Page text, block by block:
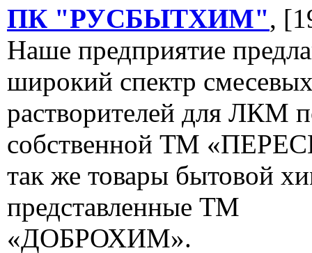
ПК "РУСБЫТХИМ",
Наше предприятие
широкий спектр
растворителей для ЛКМ
собственной ТМ
так же товары бытовой
представленные ТМ
«ДОБРОХИМ».